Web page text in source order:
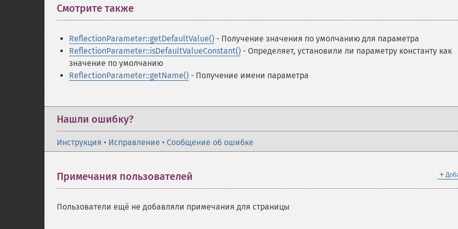
Смотрите также
ReflectionParameter::getDefaultValue() - Получение значения по умолчанию для параметра
ReflectionParameter::isDefaultValueConstant() - Определяет, установили ли параметру константу как
значение по умолчанию
ReflectionParameter::getName() - Получение имени параметра
Нашли ошибку?
Инструкция • Исправление • Сообщение об ошибке
＋
Примечания пользователей
Пользователи ещё не добавляли примечания для страницы